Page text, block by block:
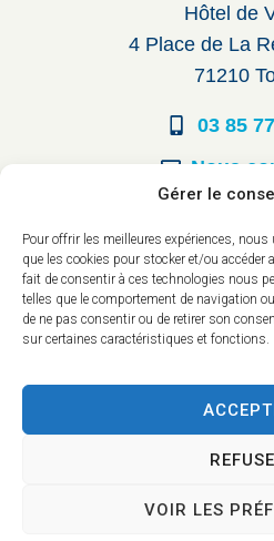
Gérer le
Pour offrir les meilleures expériences,
que les cookies pour stocker et/ou
fait de consentir à ces technologies nous
telles que le comportement de navigation
de ne pas consentir ou de retirer son
sur certaines caractéristiques et fonctions.
VOIR LES
Hôtel de
4 Place de La
71210
03 85
Nous
Du lundi au
8h30 à